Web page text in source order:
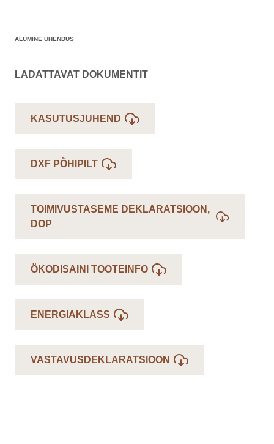
ALUMINE ÜHENDUS
LADATTAVAT DOKUMENTIT
KASUTUSJUHEND
DXF PÕHIPILT
TOIMIVUSTASEME DEKLARATSIOON,
DOP
ÖKODISAINI TOOTEINFO
ENERGIAKLASS
VASTAVUSDEKLARATSIOON